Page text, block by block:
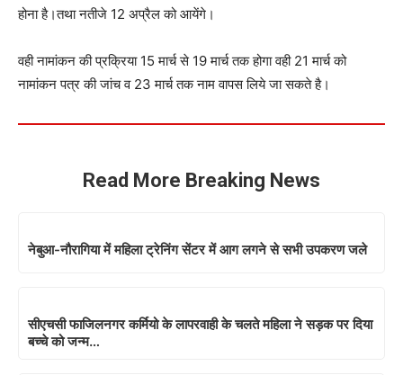
होना है।तथा नतीजे 12 अप्रैल को आयेंगे।
वही नामांकन की प्रक्रिया 15 मार्च से 19 मार्च तक होगा वही 21 मार्च को
नामांकन पत्र की जांच व 23 मार्च तक नाम वापस लिये जा सकते है।
Read More Breaking News
नेबुआ-नौरागिया में महिला ट्रेनिंग सेंटर में आग लगने से सभी उपकरण जले
सीएचसी फाजिलनगर कर्मियो के लापरवाही के चलते महिला ने सड़क पर दिया
बच्चे को जन्म…